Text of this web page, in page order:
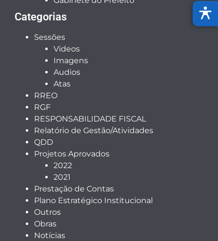
Categorias
Sessões
Videos
Imagens
Audios
Atas
RREO
RGF
RESPONSABILIDADE FISCAL
Relatório de Gestão/Atividades
QDD
Projetos Aprovados
2022
2021
Prestação de Contas
Plano Estratégico Institucional
Outros
Obras
Notícias